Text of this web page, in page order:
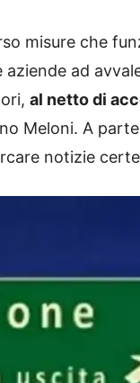
misure che
ad
al netto di
Meloni. A
notizie